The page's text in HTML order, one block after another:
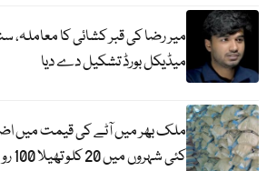
میر رضا کی قبر کشائی کا معاملہ،
میڈیکل بورڈ تشکیل دے دیا
ملک بھر میں آٹے کی قیمت میں
کئی شہروں میں 20 کلو تھیلا 100 روپے تک مہنگا